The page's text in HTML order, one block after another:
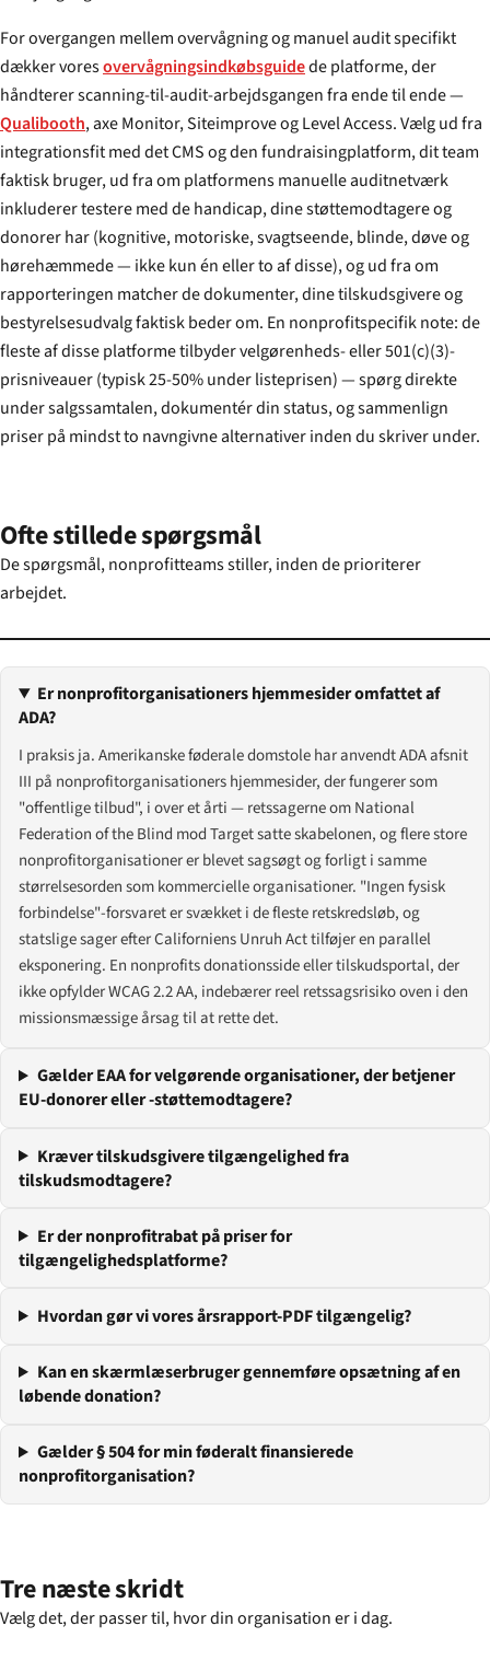
For overgangen mellem overvågning og manuel audit specifikt
dækker voresovervågnings­indkøbs­guidede platforme, der
håndterer scanning-til-audit-arbejdsgangen fra ende til ende —
Qualibooth, axe Monitor, Siteimprove og Level Access. Vælg ud fra
integrationsfit med det CMS og den fundraisingplatform, dit team
faktisk bruger, ud fra om platformens manuelle auditnetværk
inkluderer testere med de handicap, dine støttemodtagere og
donorer har (kognitive, motoriske, svagtseende, blinde, døve og
hørehæmmede — ikke kun én eller to af disse), og ud fra om
rapporteringen matcher de dokumenter, dine tilskudsgivere og
bestyrelses­udvalg faktisk beder om. En nonprofitspecifik note: de
fleste af disse platforme tilbyder velgørenheds- eller 501(c)(3)-
prisniveauer (typisk 25-50% under listeprisen) — spørg direkte
under salgssamtalen, dokumentér din status, og sammenlign
priser på mindst to navngivne alternativer inden du skriver under.
Ofte stillede spørgsmål
De spørgsmål, nonprofitteams stiller, inden de prioriterer
arbejdet.
Er nonprofitorganisationers hjemmesider omfattet af
ADA?
I praksis ja. Amerikanske føderale domstole har anvendt ADA afsnit
III på nonprofitorganisationers hjemmesider, der fungerer som
"offentlige tilbud", i over et årti — retssagerne om National
Federation of the Blind mod Target satte skabelonen, og flere store
nonprofitorganisationer er blevet sagsøgt og forligt i samme
størrelsesorden som kommercielle organisationer. "Ingen fysisk
forbindelse"-forsvaret er svækket i de fleste retskredsløb, og
statslige sager efter Californiens Unruh Act tilføjer en parallel
eksponering. En nonprofits donationsside eller tilskudsportal, der
ikke opfylder WCAG 2.2 AA, indebærer reel retssagsrisiko oven i den
missions­mæssige årsag til at rette det.
Gælder EAA for velgørende organisationer, der betjener
EU-donorer eller -støttemodtagere?
Kræver tilskudsgivere tilgængelighed fra
tilskudsmodtagere?
Er der nonprofitrabat på priser for
tilgængeligheds­platforme?
Hvordan gør vi vores årsrapport-PDF tilgængelig?
Kan en skærmlæserbruger gennemføre opsætning af en
løbende donation?
Gælder § 504 for min føderalt finansierede
nonprofitorganisation?
Tre næste skridt
Vælg det, der passer til, hvor din organisation er i dag.